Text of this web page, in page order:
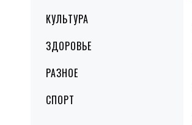
КУЛЬТУРА
ЗДОРОВЬЕ
РАЗНОЕ
СПОРТ